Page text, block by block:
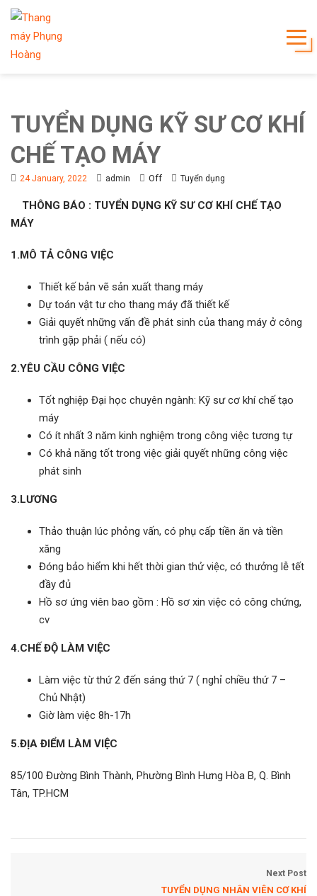
TUYỂN DỤNG KỸ SƯ CƠ KHÍ
CHẾ TẠO MÁY
24 January, 2022 admin Off Tuyển dụng
THÔNG BÁO : TUYỂN DỤNG KỸ SƯ CƠ KHÍ CHẾ TẠO
MÁY
1.MÔ TẢ CÔNG VIỆC
Thiết kế bản vẽ sản xuất thang máy
Dự toán vật tư cho thang máy đã thiết kế
Giải quyết những vấn đề phát sinh của thang máy ở công
trình gặp phải ( nếu có)
2.YÊU CẦU CÔNG VIỆC
Tốt nghiệp Đại học chuyên ngành: Kỹ sư cơ khí chế tạo
máy
Có ít nhất 3 năm kinh nghiệm trong công việc tương tự
Có khả năng tốt trong việc giải quyết những công việc
phát sinh
3.LƯƠNG
Thảo thuận lúc phỏng vấn, có phụ cấp tiền ăn và tiền
xăng
Đóng bảo hiểm khi hết thời gian thử việc, có thưởng lễ tết
đầy đủ
Hồ sơ ứng viên bao gồm : Hồ sơ xin việc có công chứng,
cv
4.CHẾ ĐỘ LÀM VIỆC
Làm việc từ thứ 2 đến sáng thứ 7 ( nghỉ chiều thứ 7 –
Chủ Nhật)
Giờ làm việc 8h-17h
5.ĐỊA ĐIỂM LÀM VIỆC
85/100 Đường Bình Thành, Phường Bình Hưng Hòa B, Q. Bình
Tân, TP.HCM
Next Post
TUYỂN DỤNG NHÂN VIÊN CƠ KHÍ